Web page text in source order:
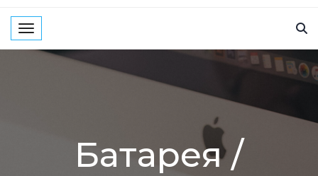
Toggle navigation
Батарея /